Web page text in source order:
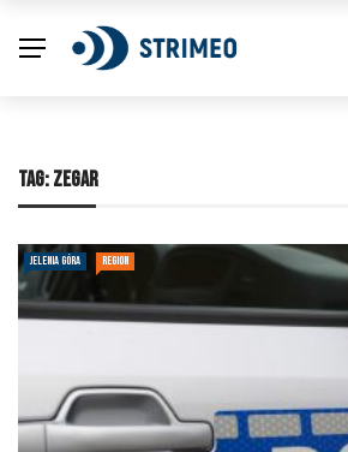
TAG:ZEGAR
JELENIA GÓRA REGION